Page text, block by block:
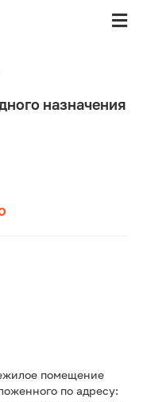
назначения
помещение
по адресу: